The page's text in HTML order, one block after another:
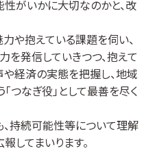
がいかに大切なのかと、改
や抱えている課題を伺い、
発信していきつつ、抱えて
経済の実態を把握し、地域
つなぎ役」として最善を尽く
、持続可能性等について理解
してまいります。